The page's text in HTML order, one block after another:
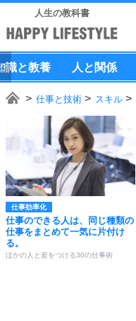
人生の教科書
識と教養 人 と 関係
仕事と技術 スキル
仕事効率化
仕事のできる人は、同じ種類の
仕事をまとめて一気に片付け
る。
ほかの人と差をつける30の仕事術